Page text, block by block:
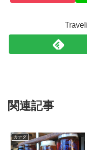
関連記事
カナダ